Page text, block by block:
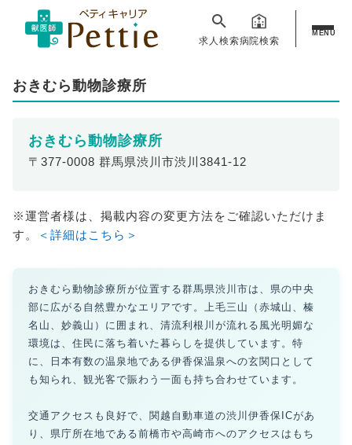
求人検索病院検索
MENU
おきむら動物診療所
おきむら動物診療所
〒377-0008 群馬県渋川市渋川3841-12
※運営者様は、掲載内容の変更方法をご確認いただけま
す。
＜詳細はこちら＞
おきむら動物診療所が位置する群馬県渋川市は、県の中央
部に広がる自然豊かなエリアです。上毛三山（赤城山、榛
名山、妙義山）に囲まれ、清流利根川が流れる風光明媚な
環境は、住民に落ち着いた暮らしを提供しています。特
に、日本有数の温泉地である伊香保温泉への玄関口として
も知られ、観光客で賑わう一面も持ち合わせています。
交通アクセスも良好で、関越自動車道の渋川伊香保ICがあ
り、県庁所在地である前橋市や高崎市へのアクセスはもち